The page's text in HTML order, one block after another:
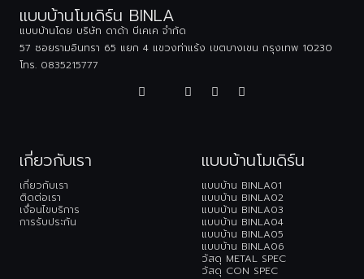
แบบบ้านโมเดิร์น BINLA
แบบบ้านโดย บริษัท ดาด้า บีเคเค จำกัด
57 ซอยรามอินทรา 65 แยก 4 แขวงท่าแร้ง เขตบางเขน กรุงเทพ 10230
โทร. 0835215777
เกี่ยวกับเรา
เกี่ยวกับเรา
ติดต่อเรา
เงื่อนไขบริการ
การรับประกัน
แบบบ้านโมเดิร์น
แบบบ้าน BINLA01
แบบบ้าน BINLA02
แบบบ้าน BINLA03
แบบบ้าน BINLA04
แบบบ้าน BINLA05
แบบบ้าน BINLA06
วัสดุ METAL SPEC
วัสดุ CON SPEC